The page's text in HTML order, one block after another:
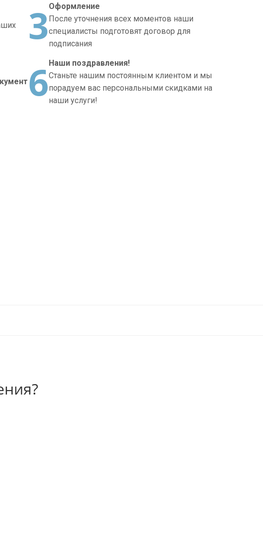
3Оформление
После уточнения всех моментов наши
специалисты подготовят договор для
подписания
6Наши поздравления!
Станьте нашим постоянным клиентом и мы
порадуем вас персональными скидками на
наши услуги!